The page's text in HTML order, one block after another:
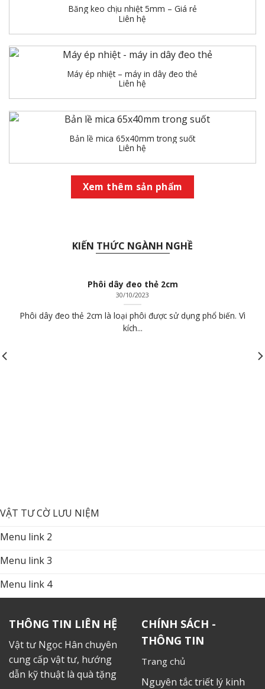
Băng keo chịu nhiệt 5mm – Giá rẻ
Liên hệ
Máy ép nhiệt – máy in dây đeo thẻ
Liên hệ
Bản lề mica 65x40mm trong suốt
Liên hệ
Xem thêm sản phẩm
KIẾN THỨC NGÀNH NGHỀ
Phôi dây đeo thẻ 2cm
30/10/2023
Phôi dây đeo thẻ 2cm là loại phôi được sử dụng phổ biến. Vì
kích...
VẬT TƯ CỜ LƯU NIỆM
Menu link 2
Menu link 3
Menu link 4
THÔNG TIN LIÊN HỆ
Vật tư Ngọc Hân chuyên
cung cấp vật tư, hướng
dẫn kỹ thuật là quà tặng
CHÍNH SÁCH -
THÔNG TIN
Trang chủ
Nguyên tắc triết lý kinh